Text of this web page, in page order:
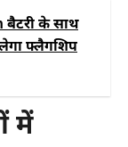
बैटरी के साथ
फ्लैगशिप
में